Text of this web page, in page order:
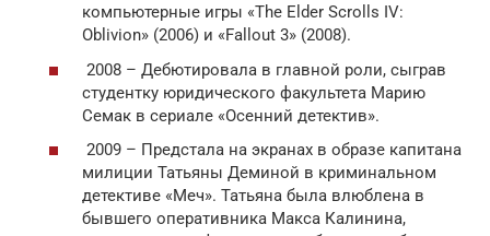
компьютерные игры «The Elder Scrolls IV:
Oblivion» (2006) и «Fallout 3» (2008).
2008 – Дебютировала в главной роли, сыграв
студентку юридического факультета Марию
Семак в сериале «Осенний детектив».
2009 – Предстала на экранах в образе капитана
милиции Татьяны Деминой в криминальном
детективе «Меч». Татьяна была влюблена в
бывшего оперативника Макса Калинина,